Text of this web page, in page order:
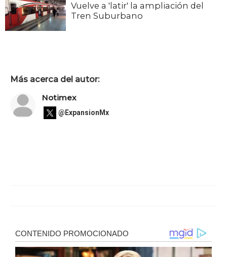
Vuelve a 'latir' la ampliación del
Tren Suburbano
Más acerca del autor:
Notimex
@ExpansionMx